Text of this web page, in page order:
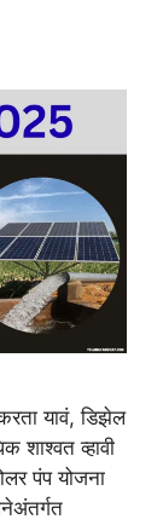
यावं, डिझेल
शाश्वत व्हावी
पंप योजना